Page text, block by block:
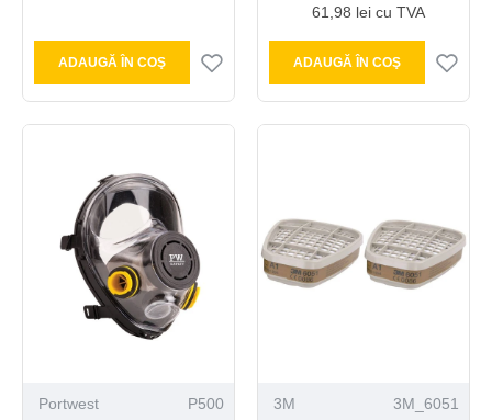
ADAUGĂ ÎN COŞ
61,98 lei cu TVA
ADAUGĂ ÎN COŞ
Portwest P500 3M 3M_6051